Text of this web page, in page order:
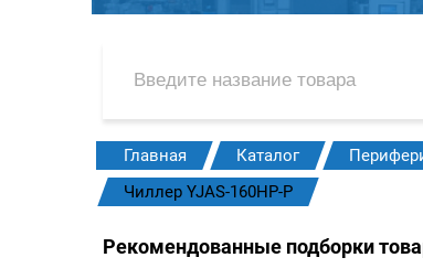
Главная Каталог
Чиллер YJAS-160HP-P
Рекомендованные подборки